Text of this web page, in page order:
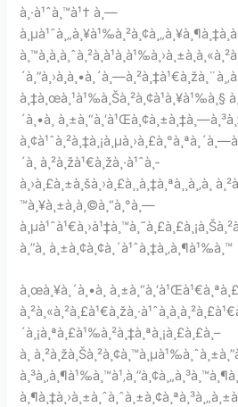
à¸·à¹ˆà¸™à¹† à¸—
à¸‡à¸œà¸¹à¹‰à¸Šà¸²à¸¢à¹à¸¥à¹‰à¸§
´à¸•à¸
´à¸ à¸²à¸žà¹€à¸žà¸·à¹ˆà¸­
à¸›à¸£à¸±à¸šà¸›à¸£à¸¸à¸‡à¸ªà¸¸à¸‚à¸
™à¸¥à¸±à¸à¸©à¸“à¸°à¸—
à¸”à¸ à¸±à¸¢à¸¢à¸´à¹ˆà¸‡à¸‚à¸¶à¹‰à¸™
à¸œà¸¥à¸´à¸•à¸
´à¸¡à¸ªà¸£à¹‰à¸²à¸‡à¸ªà¸¡à¸£à¸£à¸–
à¸